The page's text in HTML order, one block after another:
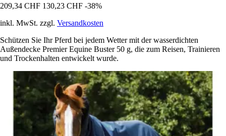
209,34 CHF 130,23 CHF -38%
inkl. MwSt. zzgl. Versandkosten
Schützen Sie Ihr Pferd bei jedem Wetter mit der wasserdichten
Außendecke Premier Equine Buster 50 g, die zum Reisen, Trainieren
und Trockenhalten entwickelt wurde.